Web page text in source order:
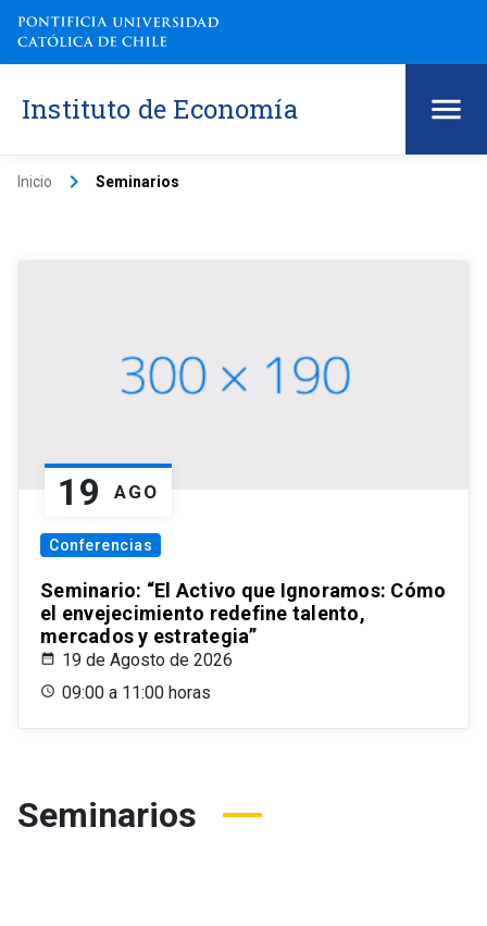
Instituto de Economía
Inicio keyboard_arrow_right Seminarios
19 AGO
Conferencias
Seminario: “El Activo que Ignoramos: Cómo
el envejecimiento redefine talento,
mercados y estrategia”
19 de Agosto de 2026
09:00 a 11:00 horas
Seminarios